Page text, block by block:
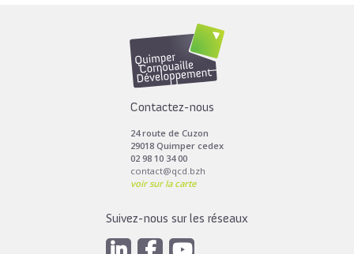
Contactez-nous
24 route de Cuzon
29018 Quimper cedex
02 98 10 34 00
contact@qcd.bzh
voir sur la carte
Suivez-nous sur les réseaux